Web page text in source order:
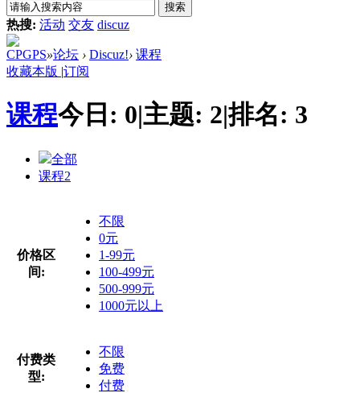
搜索
热搜: 活动 交友 discuz
CPGPS»论坛 › Discuz!› 课程
收藏本版 |订阅
课程今日: 0|主题: 2|排名: 3
全部
课程2
价格区
间:
不限
0元
1-99元
100-499元
500-999元
1000元以上
付费类
型:
不限
免费
付费